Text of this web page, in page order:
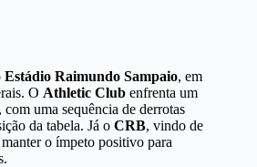
Estádio Raimundo Sampaio, em
O Athletic Club enfrenta um
uma sequência de derrotas
da tabela. Já o CRB, vindo de
o ímpeto positivo para